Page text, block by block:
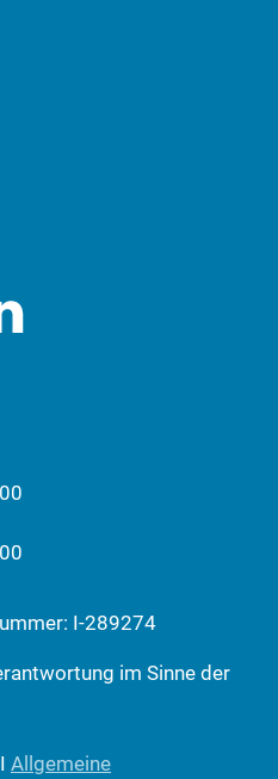
I-289274
im Sinne der
I Allgemeine